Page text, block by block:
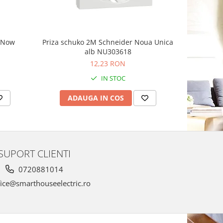
Priza schuko 2M Schneider Noua Unica
alb NU303618
12,23 RON
IN STOC
ADAUGA IN COS
Priza
CLIENTI
0720881014